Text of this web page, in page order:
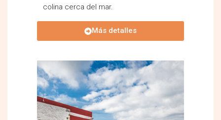
colina cerca del mar.
Más detalles